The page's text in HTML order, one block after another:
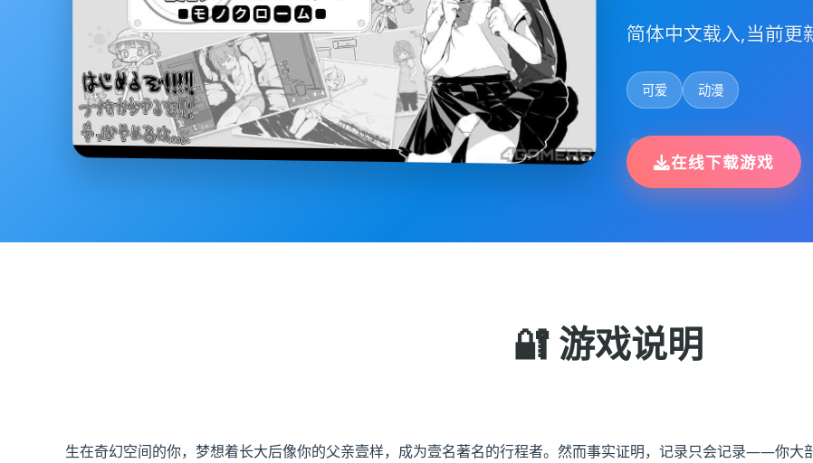
简体中文载入,当前更
可爱 动漫
在线下载游戏
🔐 游戏说明
生在奇幻空间的你，梦想着长大后像你的父亲壹样，成为壹名著名的行程者。然而事实证明，记录只会记录——你大